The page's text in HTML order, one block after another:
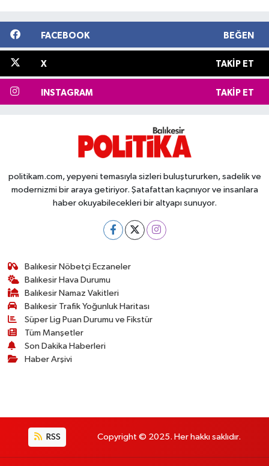
FACEBOOK BEĞEN
X TAKIP ET
INSTAGRAM TAKIP ET
politikam.com, yepyeni temasıyla sizleri buluştururken, sadelik ve
modernizmi bir araya getiriyor. Şatafattan kaçınıyor ve insanlara
haber okuyabilecekleri bir altyapı sunuyor.
Balıkesir Nöbetçi Eczaneler
Balıkesir Hava Durumu
Balıkesir Namaz Vakitleri
Balıkesir Trafik Yoğunluk Haritası
Süper Lig Puan Durumu ve Fikstür
Tüm Manşetler
Son Dakika Haberleri
Haber Arşivi
RSS Copyright © 2025. Her hakkı saklıdır.